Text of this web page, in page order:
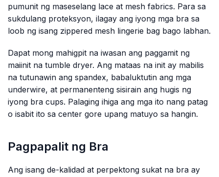
pumunit ng maseselang lace at mesh fabrics. Para sa
sukdulang proteksyon, ilagay ang iyong mga bra sa
loob ng isang zippered mesh lingerie bag bago labhan.
Dapat mong mahigpit na iwasan ang paggamit ng
maiinit na tumble dryer. Ang mataas na init ay mabilis
na tutunawin ang spandex, babaluktutin ang mga
underwire, at permanenteng sisirain ang hugis ng
iyong bra cups. Palaging ihiga ang mga ito nang patag
o isabit ito sa center gore upang matuyo sa hangin.
Pagpapalit ng Bra
Ang isang de-kalidad at perpektong sukat na bra ay